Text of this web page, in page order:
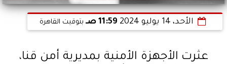
الأحد، 14 يوليو 2024 11:59 صـ بتوقيت القاهرة
عثرت الأجهزة الأمنية بمديرية أمن قنا،